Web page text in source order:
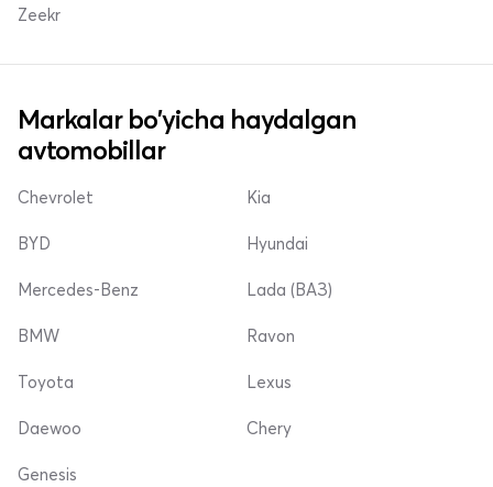
Zeekr
Markalar bo'yicha haydalgan
avtomobillar
Chevrolet
BYD
Mercedes-Benz
Kia
Hyundai
Lada (ВАЗ)
BMW
Toyota
Daewoo
Ravon
Lexus
Chery
Genesis